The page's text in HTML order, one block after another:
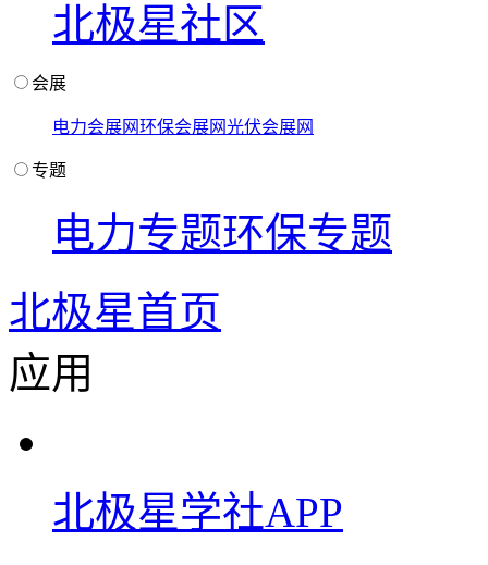
北极星社区
会展
电力会展网环保会展网光伏会展网
专题
电力专题环保专题
北极星首页
应用
北极星学社APP